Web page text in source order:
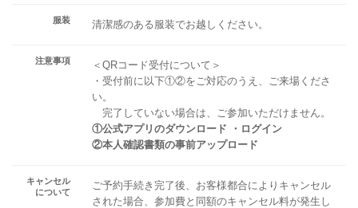
服装 清潔感のある服装でお越しください。
注意事項
＜QRコード受付について＞
・受付前に以下①②をご対応のうえ、ご来場くださ
い。
完了していない場合は、ご参加いただけません。
①公式アプリのダウンロード ・ログイン
②本人確認書類の事前アップロード
キャンセル
について
ご予約手続き完了後、お客様都合によりキャンセル
された場合、参加費と同額のキャンセル料が発生し